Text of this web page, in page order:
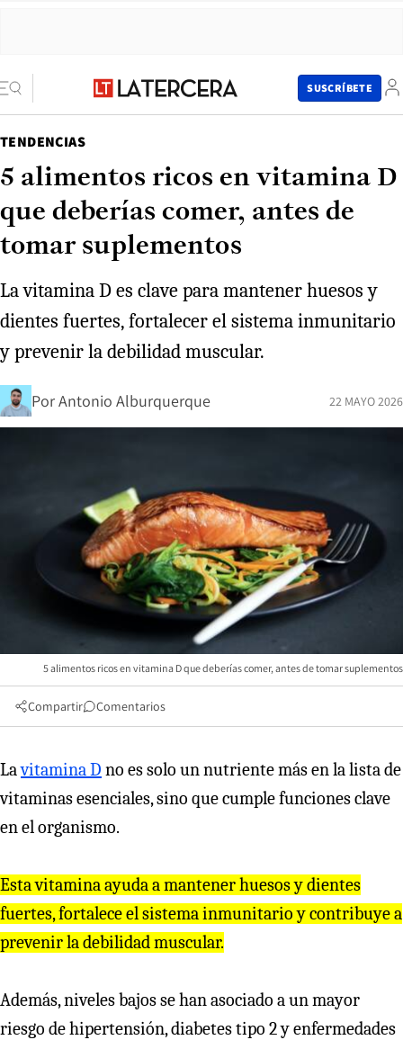
SUSCRÍBETE
TENDENCIAS
5 alimentos ricos en vitamina D
que deberías comer, antes de
tomar suplementos
La vitamina D es clave para mantener huesos y
dientes fuertes, fortalecer el sistema inmunitario
y prevenir la debilidad muscular.
PorAntonio Alburquerque 22 MAYO 2026
5 alimentos ricos en vitamina D que deberías comer, antes de tomar suplementos
Compartir Comentarios
Lavitamina D no es solo un nutriente más en la lista de
vitaminas esenciales, sino que cumple funciones clave
en el organismo.
Esta vitamina ayuda a mantener huesos y dientes
fuertes, fortalece el sistema inmunitario y contribuye a
prevenir la debilidad muscular.
Además, niveles bajos se han asociado a un mayor
riesgo de hipertensión, diabetes tipo 2 y enfermedades